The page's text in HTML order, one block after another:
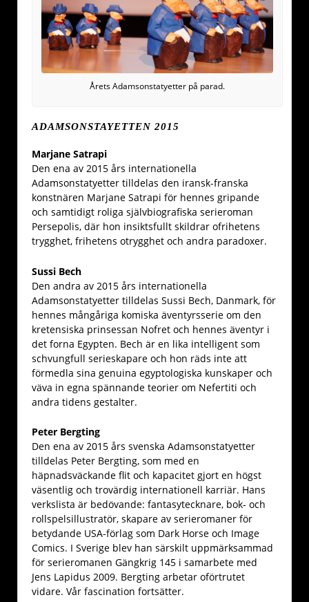
Årets Adamsonstatyetter på parad.
ADAMSONSTAYETTEN 2015
Marjane Satrapi
Den ena av 2015 års internationella
Adamsonstatyetter tilldelas den iransk-franska
konstnären Marjane Satrapi för hennes gripande
och samtidigt roliga självbiografiska serieroman
Persepolis, där hon insiktsfullt skildrar ofrihetens
trygghet, frihetens otrygghet och andra paradoxer.
Sussi Bech
Den andra av 2015 års internationella
Adamsonstatyetter tilldelas Sussi Bech, Danmark, för
hennes mångåriga komiska äventyrsserie om den
kretensiska prinsessan Nofret och hennes äventyr i
det forna Egypten. Bech är en lika intelligent som
schvungfull serieskapare och hon räds inte att
förmedla sina genuina egyptologiska kunskaper och
väva in egna spännande teorier om Nefertiti och
andra tidens gestalter.
Peter Bergting
Den ena av 2015 års svenska Adamsonstatyetter
tilldelas Peter Bergting, som med en
häpnadsväckande flit och kapacitet gjort en högst
väsentlig och trovärdig internationell karriär. Hans
verkslista är bedövande: fantasytecknare, bok- och
rollspelsillustratör, skapare av serieromaner för
betydande USA-förlag som Dark Horse och Image
Comics. I Sverige blev han särskilt uppmärksammad
för serieromanen Gängkrig 145 i samarbete med
Jens Lapidus 2009. Bergting arbetar oförtrutet
vidare. Vår fascination fortsätter.